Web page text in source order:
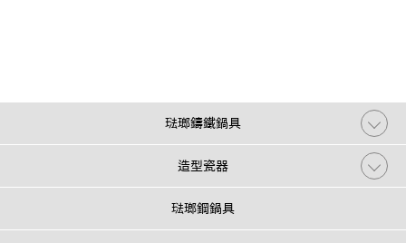
琺瑯鑄鐵鍋具
造型瓷器
琺瑯鋼鍋具